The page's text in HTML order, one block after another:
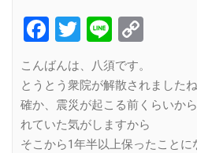
Facebook
Twitter
Line
こんばんは、八須です。
とうとう衆院が解散されましたね
確か、震災が起こる前くらいか
れていた気がしますから
そこから1年半以上保ったことに